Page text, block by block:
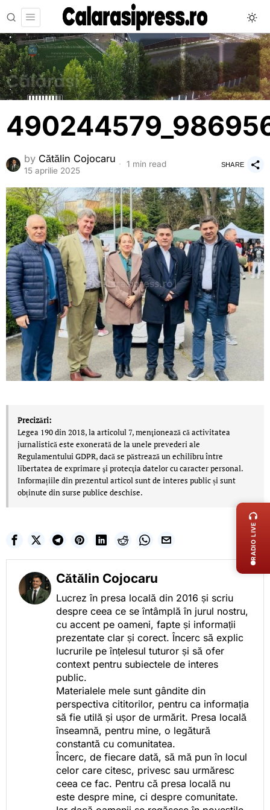
by Cătălin Cojocaru
15 aprilie 2025
1 min read SHARE
Precizări:
Legea 190 din 2018, la articolul 7, menţionează că activitatea
jurnalistică este exonerată de la unele prevederi ale
Regulamentului GDPR, dacă se păstrează un echilibru între
libertatea de exprimare şi protecţia datelor cu caracter personal.
Informațiile din prezentul articol sunt de interes public și sunt
obținute din surse publice deschise.
Cătălin Cojocaru
Lucrez în presa locală din 2016 și scriu
despre ceea ce se întâmplă în jurul nostru,
cu accent pe oameni, fapte și informații
prezentate clar și corect. Încerc să explic
lucrurile pe înțelesul tuturor și să ofer
context pentru subiectele de interes
public.
Materialele mele sunt gândite din
perspectiva cititorilor, pentru ca informația
să fie utilă și ușor de urmărit. Presa locală
înseamnă, pentru mine, o legătură
constantă cu comunitatea.
Încerc, de fiecare dată, să mă pun în locul
celor care citesc, privesc sau urmăresc
ceea ce fac. Pentru că presa locală nu
este despre mine, ci despre comunitate.
RADIO LIVE